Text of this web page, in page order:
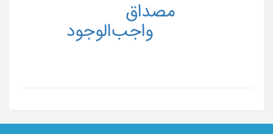
مصداق
واجب‌الوجود